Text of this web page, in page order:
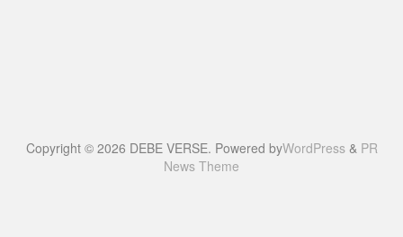
Copyright © 2026 DEBE VERSE. Powered byWordPress& PR
News Theme